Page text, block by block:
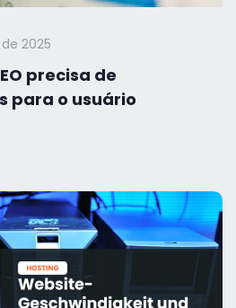
2025
precisa de
para o usuário